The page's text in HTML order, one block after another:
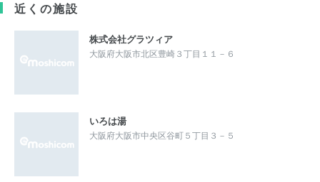
近くの施設
株式会社グラツィア
大阪府大阪市北区豊崎３丁目１１－６
いろは湯
大阪府大阪市中央区谷町５丁目３－５